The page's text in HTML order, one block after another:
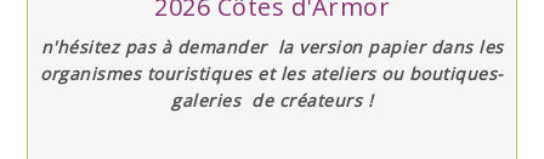
2026 Côtes d'Armor
n'hésitez pas à demander la version papier dans les
organismes touristiques et les ateliers ou boutiques-
galeries de créateurs !